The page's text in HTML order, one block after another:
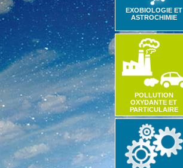
EXOBIOLOGIE ET
ASTROCHIMIE
POLLUTION
OXYDANTE ET
PARTICULAIRE